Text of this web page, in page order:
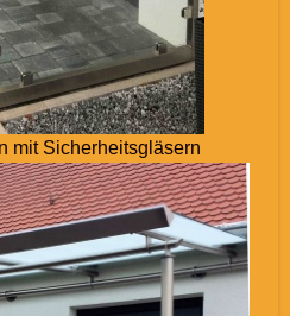
mit Sicherheitsgläsern